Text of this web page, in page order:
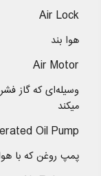
Air Lock
هوا بند
Air Motor
وسیله‌ای که گاز
میکند
Oil Pump
پمپ روغن كه با